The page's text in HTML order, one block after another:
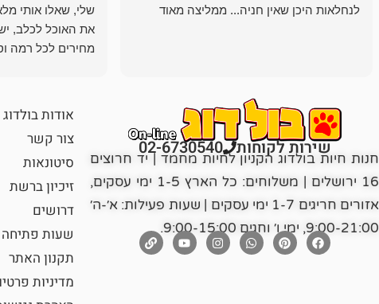
לנחלאות היכן שאין חניה... ממליצה מאוד
שלי, שאלו אותי
את האוכל לכלב,
מחירים לכל רמה
שירות לקוחות 02-6730540
חנות חיות בולדוג הקניון לחיות מחמד | יד חרוצים
16 ירושלים | משלוחים: כל הארץ 1-5 ימי עסקים,
אזורים חריגים 1-7 ימי עסקים | שעות פעילות: א׳-ה׳
9:00-21:00, ימי ו׳ וחגים 9:00-15:00.
אודות בולדוג
צור קשר
סיטונאות
זיכיון ברשת
דרושים
שעות פתיחה
תקנון האתר
מדיניות